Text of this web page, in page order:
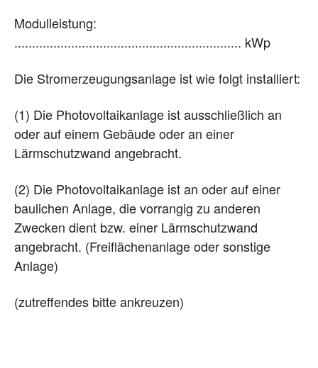
Modulleistung:
................................................................ kWp
Die Stromerzeugungsanlage ist wie folgt installiert:
(1) Die Photovoltaikanlage ist ausschließlich an
oder auf einem Gebäude oder an einer
Lärmschutzwand angebracht.
(2) Die Photovoltaikanlage ist an oder auf einer
baulichen Anlage, die vorrangig zu anderen
Zwecken dient bzw. einer Lärmschutzwand
angebracht. (Freiflächenanlage oder sonstige
Anlage)
(zutreffendes bitte ankreuzen)